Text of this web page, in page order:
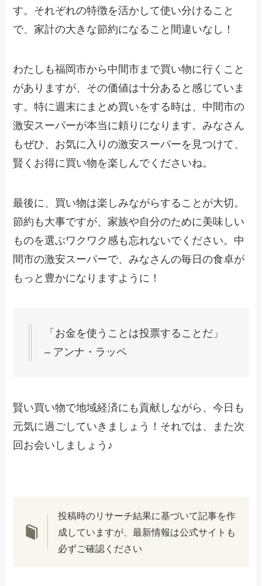
す。それぞれの特徴を活かして使い分けること
で、家計の大きな節約になること間違いなし！
わたしも福岡市から中間市まで買い物に行くこと
がありますが、その価値は十分あると感じていま
す。特に週末にまとめ買いをする時は、中間市の
激安スーパーが本当に頼りになります。みなさん
もぜひ、お気に入りの激安スーパーを見つけて、
賢くお得に買い物を楽しんでくださいね。
最後に、買い物は楽しみながらすることが大切。
節約も大事ですが、家族や自分のために美味しい
ものを選ぶワクワク感も忘れないでください。中
間市の激安スーパーで、みなさんの毎日の食卓が
もっと豊かになりますように！
「お金を使うことは投票することだ」
– アンナ・ラッペ
賢い買い物で地域経済にも貢献しながら、今日も
元気に過ごしていきましょう！それでは、また次
回お会いしましょう♪
投稿時のリサーチ結果に基づいて記事を作
成していますが、最新情報は公式サイトも
必ずご確認ください